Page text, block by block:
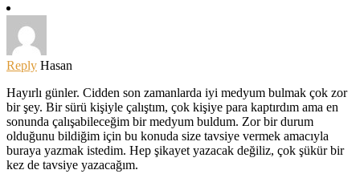
Reply Hasan
Hayırlı günler. Cidden son zamanlarda iyi medyum bulmak çok zor
bir şey. Bir sürü kişiyle çalıştım, çok kişiye para kaptırdım ama en
sonunda çalışabileceğim bir medyum buldum. Zor bir durum
olduğunu bildiğim için bu konuda size tavsiye vermek amacıyla
buraya yazmak istedim. Hep şikayet yazacak değiliz, çok şükür bir
kez de tavsiye yazacağım.